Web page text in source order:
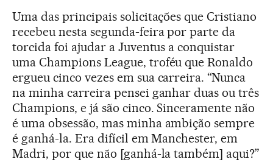
Uma das principais solicitações que Cristiano
recebeu nesta segunda-feira por parte da
torcida foi ajudar a Juventus a conquistar
uma Champions League, troféu que Ronaldo
ergueu cinco vezes em sua carreira. “Nunca
na minha carreira pensei ganhar duas ou três
Champions, e já são cinco. Sinceramente não
é uma obsessão, mas minha ambição sempre
é ganhá-la. Era difícil em Manchester, em
Madri, por que não [ganhá-la também] aqui?”